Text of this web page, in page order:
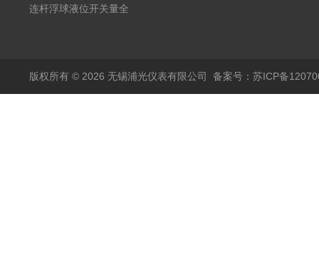
20mA2
耐腐蚀检测仪
温度变送器传感器防爆
连杆浮球液位开关量全
版权所有 © 2026 无锡浦光仪表有限公司 备案号：苏ICP备